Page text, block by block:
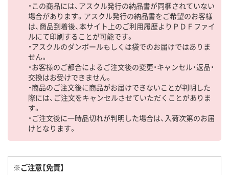
・この商品には、アスクル発行の納品書が同梱されていない
場合があります。アスクル発行の納品書をご希望のお客様
は、商品到着後、本サイト上のご利用履歴よりＰＤＦファイ
ルにて印刷することが可能です。
・アスクルのダンボールもしくは袋でのお届けではありま
せん。
・お客様のご都合によるご注文後の変更・キャンセル・返品・
交換はお受けできません。
・商品のご注文後に商品がお届けできないことが判明した
際には、ご注文をキャンセルさせていただくことがありま
す。
・ご注文後に一時品切れが判明した場合は、入荷次第のお届
けとなります。
※ご注意【免責】